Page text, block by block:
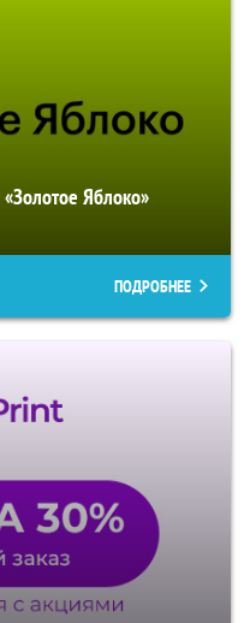
Яблоко»
ПОДРОБНЕЕ